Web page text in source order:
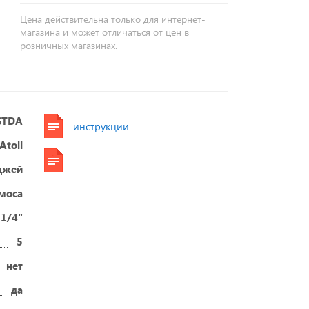
Цена действительна только для интернет-
магазина и может отличаться от цен в
розничных магазинах.
Atoll
4"
5
нет
да
инструкции